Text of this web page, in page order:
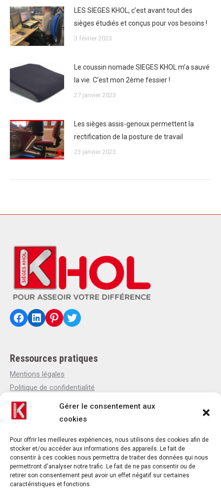
Gérer le consentement aux
cookies
Pour offrir les meilleures expériences, nous utilisons des cookies afin de
stocker et/ou accéder aux informations des appareils. Le fait de
consentir à ces cookies nous permettra de traiter des données qui nous
permettront d'analyser notre trafic. Le fait de ne pas consentir ou de
retirer son consentement peut avoir un effet négatif sur certaines
caractéristiques et fonctions.
LES SIEGES KHOL, c’est avant tout des
sièges étudiés et conçus pour vos besoins !
3 février 2023
Le coussin nomade SIEGES KHOL m’a sauvé
la vie. C’est mon 2ème fessier !
27 janvier 2023
Les sièges assis-genoux permettent la
rectification de la posture de travail
23 janvier 2023
Facebook LinkedIn Pinterest Twitter
Ressources pratiques
Mentions légales
Politique de confidentialité
Politique de cookies
Qui sommes-nous
Contact
Contact